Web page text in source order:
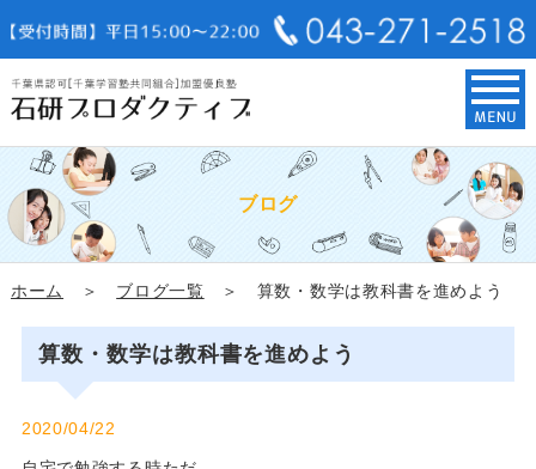
ブログ
ホーム ＞ ブログ一覧 ＞ 算数・数学は教科書を進めよう
算数・数学は教科書を進めよう
2020/04/22